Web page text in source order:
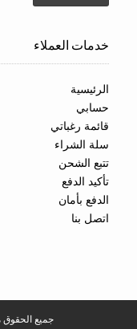
خدمات العملاء
الرئيسية
حسابي
قائمة رغباتي
سلة الشراء
تتبع الشحن
تأكيد الدفع
الدفع بأمان
اتصل بنا
جميع الحقوق